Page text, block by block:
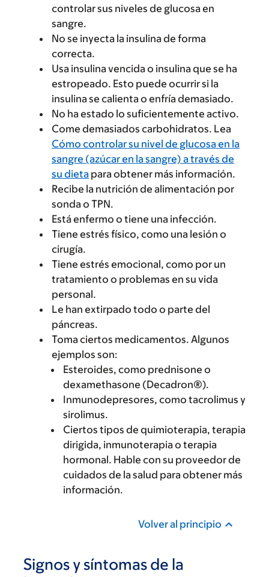
controlar sus niveles de glucosa en
sangre.
No se inyecta la insulina de forma
correcta.
Usa insulina vencida o insulina que se ha
estropeado. Esto puede ocurrir si la
insulina se calienta o enfría demasiado.
No ha estado lo suficientemente activo.
Come demasiados carbohidratos. Lea
Cómo controlar su nivel de glucosa en la
sangre (azúcar en la sangre) a través de
su dieta para obtener más información.
Recibe la nutrición de alimentación por
sonda o TPN.
Está enfermo o tiene una infección.
Tiene estrés físico, como una lesión o
cirugía.
Tiene estrés emocional, como por un
tratamiento o problemas en su vida
personal.
Le han extirpado todo o parte del
páncreas.
Toma ciertos medicamentos. Algunos
ejemplos son:
Esteroides, como prednisone o
dexamethasone (Decadron®).
Inmunodepresores, como tacrolimus y
sirolimus.
Ciertos tipos de quimioterapia, terapia
dirigida, inmunoterapia o terapia
hormonal. Hable con su proveedor de
cuidados de la salud para obtener más
información.
Volver al principio
Signos y síntomas de la